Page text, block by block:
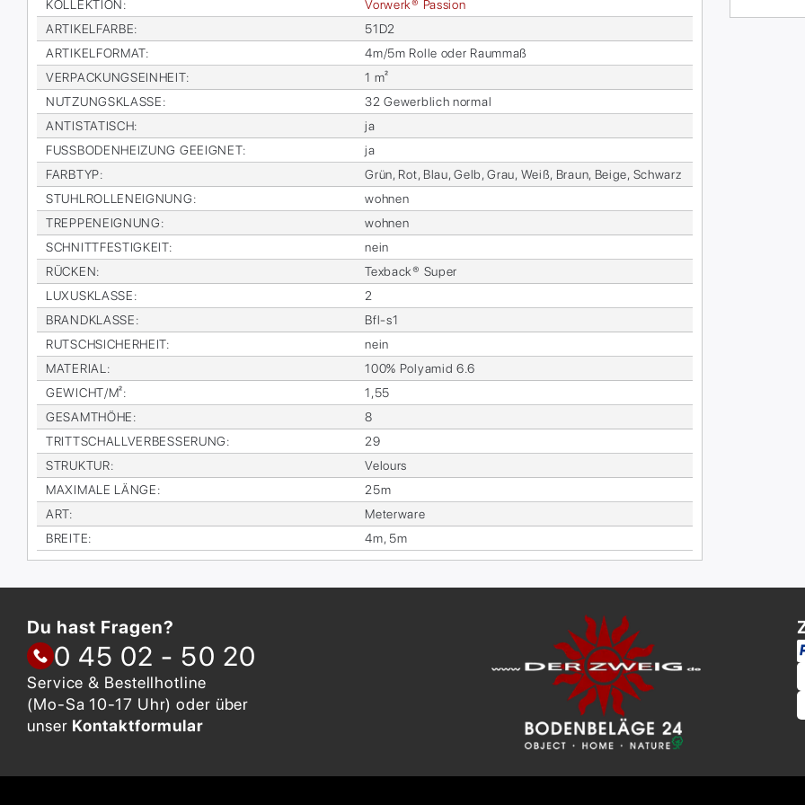
KOL­LEK­TI­ON:
Vor­wer­k® Pas­si­on
AR­TI­KEL­FAR­BE:
51D2
AR­TI­KEL­FOR­MAT:
4m/5m Rol­le oder Raum­maß
VER­PA­CKUNGS­EIN­HEIT:
1 m²
NUT­ZUNGS­KLAS­SE:
32 Ge­werb­lich nor­mal
AN­TI­STA­TISCH:
ja
FUSS­BO­DEN­HEI­ZUNG GE­EIG­NET:
ja
FARB­TYP:
Grün, Rot, Blau, Gelb, Grau, Weiß, Braun, Beige, Schwarz
STUHL­ROL­LEN­EIG­NUNG:
woh­nen
TREP­PEN­EIG­NUNG:
woh­nen
SCHNITT­FES­TIG­KEIT:
nein
RÜ­CKEN:
Tex­back® Su­per
LU­XUS­KLAS­SE:
2
BRAND­KLAS­SE:
Bfl-s1
RUTSCH­SI­CHER­HEIT:
nein
MA­TE­RI­AL :
100% Po­ly­amid 6.6
GE­WICHT/M²:
1,55
GE­SAMT­HÖ­HE:
8
TRITT­SCHALL­VER­BES­SE­RUNG:
29
STRUK­TUR:
Ve­lours
MA­XI­MA­LE LÄN­GE:
25m
ART:
Me­ter­wa­re
BREI­TE: 4m, 5m
Du hast Fragen?
0 45 02 - 50 20
Service & Bestellhotline
(Mo-Sa 10-17 Uhr) oder über
unser Kontaktformular